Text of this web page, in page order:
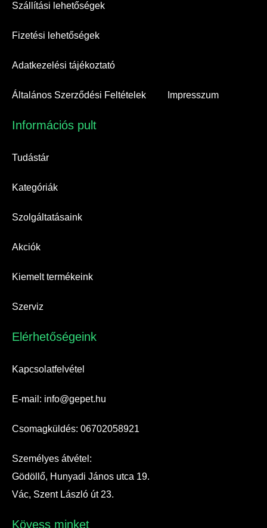
Szállítási lehetőségek
Fizetési lehetőségek
Adatkezelési tájékoztató
Általános Szerződési Feltételek Impresszum
Információs pult​
Tudástár
Kategóriák
Szolgáltatásaink
Akciók
Kiemelt termékeink
Szerviz
Elérhetőségeink​
Kapcsolatfelvétel
E-mail: info@gepet.hu
Csomagküldés: 06702058921
Személyes átvétel:
Gödöllő, Hunyadi János utca 19.
Vác, Szent László út 23.
Kövess minket